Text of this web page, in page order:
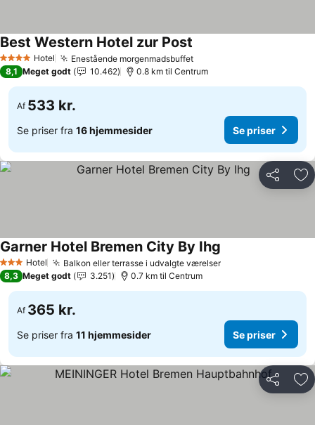
4 StjernerHotel Enestående morgenmadsbuffet
Best Western Hotel zur Post
8,1 Meget godt 10.462 0.8 km til Centrum
Af 533 kr.
Se priser fra 16 hjemmesider Se priser
Del
3 StjernerHotel Balkon eller terrasse i udvalgte værelser
Garner Hotel Bremen City By Ihg
8,3 Meget godt 3.251 0.7 km til Centrum
Af 365 kr.
Se priser fra 11 hjemmesider Se priser
Del